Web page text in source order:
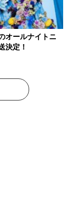
オールナイトニ
決定！